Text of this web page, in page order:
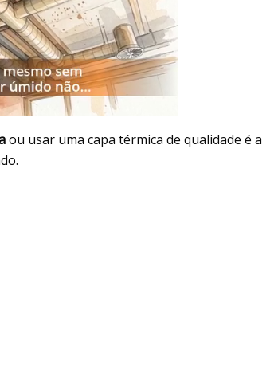
ou usar uma capa térmica de qualidade é a